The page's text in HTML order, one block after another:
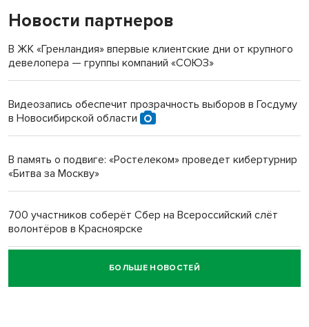
«Мы живём на пастбище!»: в новосибирском селе лошади
терроризируют жителей
Инвалид получил условный срок за избиение врачей
Новосибирский преподаватель с женой вошли в топ-16
Обновлённое отделение ВТБ открылось в Искитиме
Новости партнеров
В ЖК «Гренландия» впервые клиентские дни от крупного
девелопера — группы компаний «СОЮЗ»
Видеозапись обеспечит прозрачность выборов в Госдуму
в Новосибирской области
В память о подвиге: «Ростелеком» проведет кибертурнир
«Битва за Москву»
700 участников соберёт Сбер на Всероссийский слёт
волонтёров в Красноярске
Честный выбор: видеонаблюдение обеспечит
объективность результатов ЕДГ в Новосибирской
БОЛЬШЕ НОВОСТЕЙ